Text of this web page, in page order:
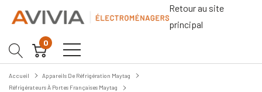
Retour au site
principal
0
Accueil
Appareils De Réfrigération Maytag
Réfrigérateurs À Portes Françaises Maytag